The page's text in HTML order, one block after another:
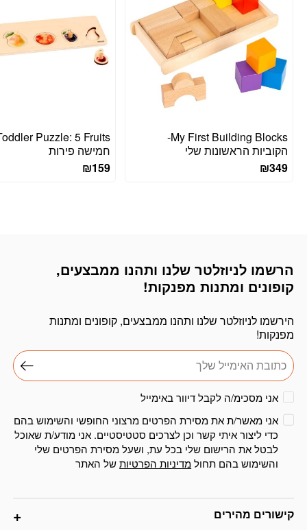
My First Building Blocks-
הקוביות הראשונות שלי
₪349
חמישה פירות
₪159
קישורים מהירים
הרשמו לניוזלטר שלנו ותהנו ממבצעים,
קופונים ומתנות מפנקות!
הירשמו לניוזלטר שלנו ותהנו ממבצעים, קופונים ומתנות
מפנקות!
דוא׳׳ל
אני מסכימ/ה לקבל דיוור באימייל
אני מאשר/ת את מסירת הפרטים מרצוני החופשי והשימוש בהם
כדי ליצור איתי קשר וכן לצרכים סטטיסטיים. אני מודע/ת שאוכל
לבטל את הרישום שלי בכל עת, ושעל מסירת הפרטים שלי
והשימוש בהם תחולמדיניות הפרטיותשל האתר